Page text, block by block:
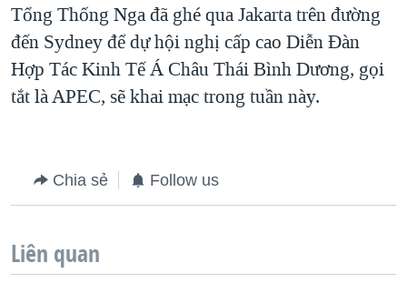
Tổng Thống Nga đã ghé qua Jakarta trên đường
đến Sydney để dự hội nghị cấp cao Diễn Đàn
Hợp Tác Kinh Tế Á Châu Thái Bình Dương, gọi
tắt là APEC, sẽ khai mạc trong tuần này.
Chia sẻ Follow us
Liên quan